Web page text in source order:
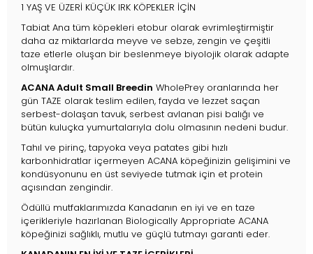
1 YAŞ VE ÜZERİ KÜÇÜK IRK KÖPEKLER İÇİN
Tabiat Ana tüm köpekleri etobur olarak evrimleştirmiştir
daha az miktarlarda meyve ve sebze, zengin ve çeşitli
taze etlerle oluşan bir beslenmeye biyolojik olarak adapte
olmuşlardır.
ACANA Adult Small Breedin WholePrey oranlarında her
gün TAZE olarak teslim edilen, fayda ve lezzet saçan
serbest-dolaşan tavuk, serbest avlanan pisi balığı ve
bütün kuluçka yumurtalarıyla dolu olmasının nedeni budur.
Tahıl ve pirinç, tapyoka veya patates gibi hızlı
karbonhidratlar içermeyen ACANA köpeğinizin gelişimini ve
kondüsyonunu en üst seviyede tutmak için et protein
açısından zengindir.
Ödüllü mutfaklarımızda Kanadanın en iyi ve en taze
içerikleriyle hazırlanan Biologically Appropriate ACANA
köpeğinizi sağlıklı, mutlu ve güçlü tutmayı garanti eder.